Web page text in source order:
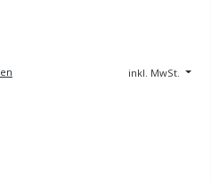
inkl. MwSt.
von 5 Sternen